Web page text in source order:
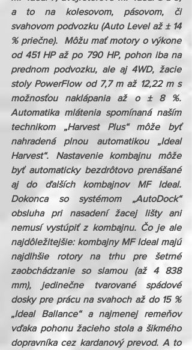
a to na kolesovom, pásovom, či
svahovom podvozku (Auto Level až ± 14
% priečne).  Môžu mať motory o výkone
od 451 HP až po 790 HP, pohon iba na
prednom podvozku, ale aj 4WD, žacie
stoly PowerFlow od 7,7 m až 12,22 m s
možnosťou naklápania až o ± 8 %.
Automatika mlátenia spomínaná naším
technikom „Harvest Plus“ môže byť
nahradená plnou automatikou „Ideal
Harvest“. Nastavenie kombajnu môže
byť automaticky bezdrôtovo prenášané
aj do ďalších kombajnov MF Ideal.
Dokonca so systémom „AutoDock“
obsluha pri nasadení žacej lišty ani
nemusí vystúpiť z kombajnu. Čo je ale
najdôležitejšie: kombajny MF Ideal majú
najdlhšie rotory na trhu pre šetrné
zaobchádzanie so slamou (až 4 838
mm), jedinečne tvarované spádové
dosky pre prácu na svahoch až do 15 %
„Ideal Ballance“ a najmenej remeňov
vďaka pohonu žacieho stola a šikmého
dopravníka cez kardanový prevod. A to